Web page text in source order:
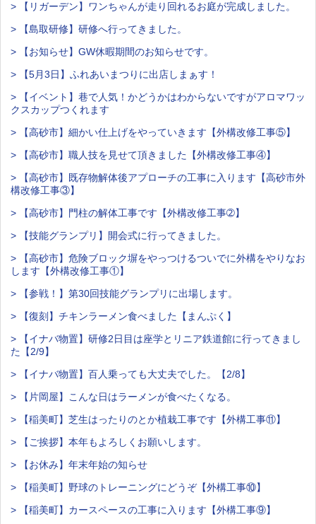
> 【リガーデン】ワンちゃんが走り回れるお庭が完成しました。
> 【島取研修】研修へ行ってきました。
> 【お知らせ】GW休暇期間のお知らせです。
> 【5月3日】ふれあいまつりに出店しまぁす！
> 【イベント】巷で人気！かどうかはわからないですがアロマワッ
クスカップつくれます
> 【高砂市】細かい仕上げをやっていきます【外構改修工事⑤】
> 【高砂市】職人技を見せて頂きました【外構改修工事④】
> 【高砂市】既存物解体後アプローチの工事に入ります【高砂市外
構改修工事③】
> 【高砂市】門柱の解体工事です【外構改修工事➁】
> 【技能グランプリ】開会式に行ってきました。
> 【高砂市】危険ブロック塀をやっつけるついでに外構をやりなお
します【外構改修工事①】
> 【参戦！】第30回技能グランプリに出場します。
> 【復刻】チキンラーメン食べました【まんぷく】
> 【イナバ物置】研修2日目は座学とリニア鉄道館に行ってきまし
た【2/9】
> 【イナバ物置】百人乗っても大丈夫でした。【2/8】
> 【片岡屋】こんな日はラーメンが食べたくなる。
> 【稲美町】芝生はったりのとか植栽工事です【外構工事⑪】
> 【ご挨拶】本年もよろしくお願いします。
> 【お休み】年末年始の知らせ
> 【稲美町】野球のトレーニングにどうぞ【外構工事⑩】
> 【稲美町】カースペースの工事に入ります【外構工事⑨】